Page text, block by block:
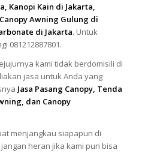
Kanopi Kain di Jakarta,
Awning Gulung di
di Jakarta. Untuk
081212887801.
kami tidak berdomisili di
jasa untuk Anda yang
Jasa Pasang Canopy, Tenda
dan Canopy
menjangkau siapapun di
heran jika kami pun bisa